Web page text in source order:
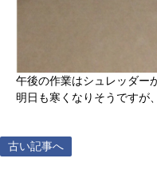
午後の作業はシュレッダー
明日も寒くなりそうですが
古い記事へ